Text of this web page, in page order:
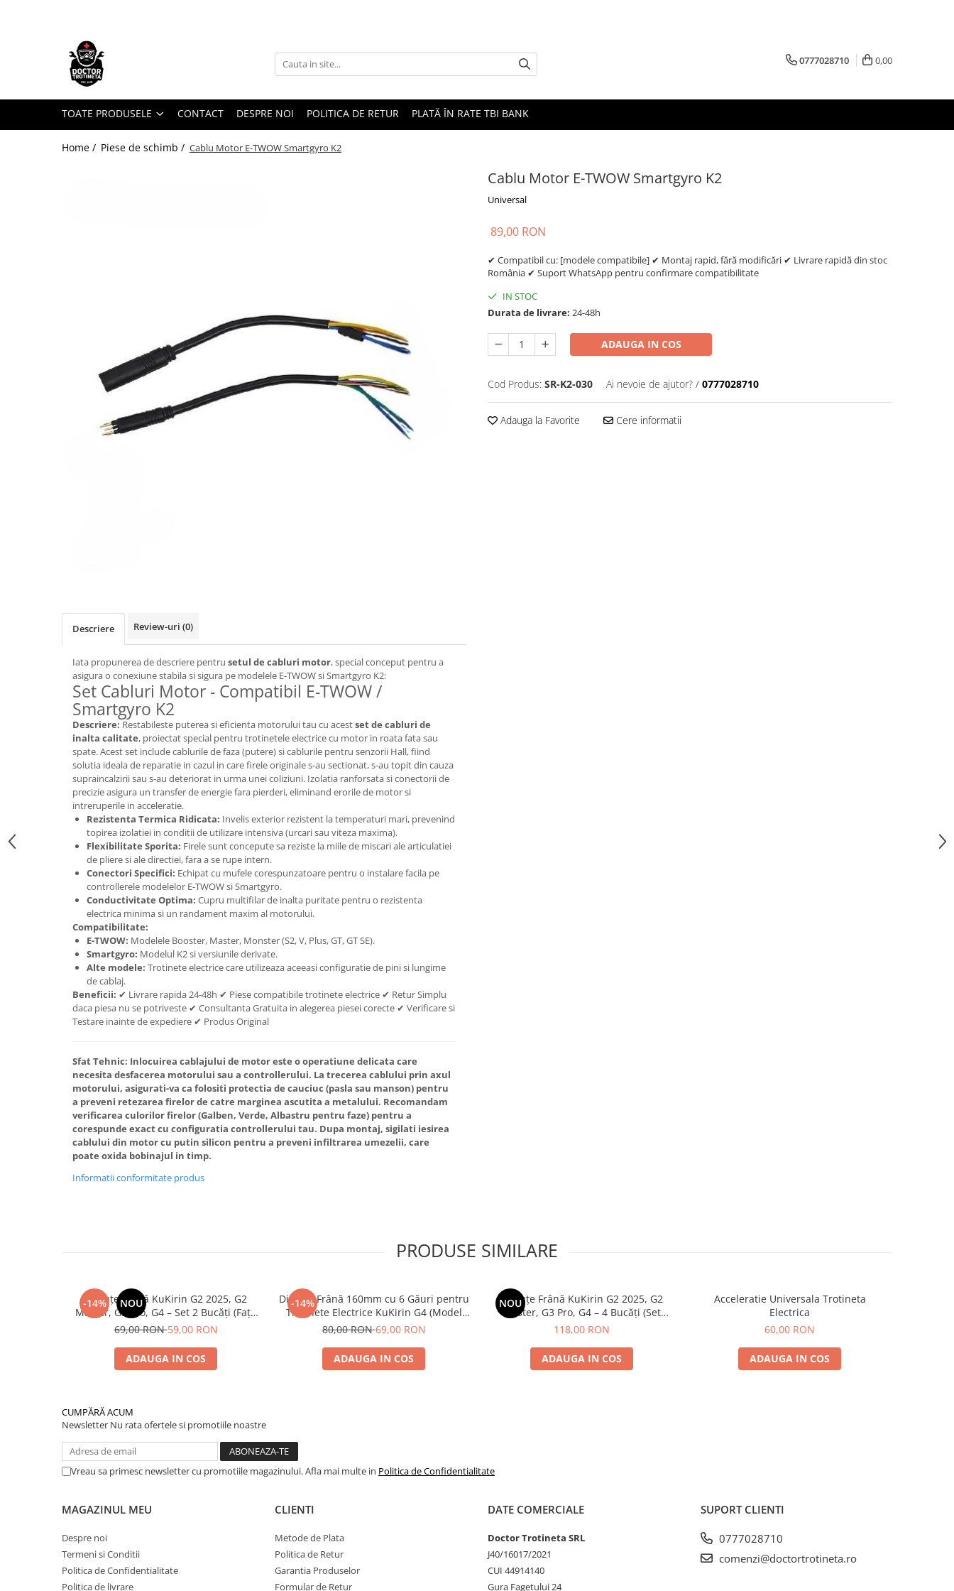
Toate Produsele
Piese de schimb
https://www.doctortrotineta.ro/electrica
Acceleratie
https://www.doctortrotineta.ro/lumini
https://www.doctortrotineta.ro/cauciucuri-
https://www.doctortrotineta.ro/cauciucuri-
cauciucuri-bicicleta
Camere bicicleta
Cauciuc tubeless cu GEL antipană
Trotinete electrice
Biciclete Electrice
Anvelope moto
Camere moto
Cauciucuri bicicleta
Anvelope și Camere Utilaje
https://www.doctortrotineta.ro/plata-
forceOriginalForEdit=1&preview=00681
0777028710 0,00
TOATE PRODUSELE CONTACT DESPRE NOI POLITICA DE RETUR PLATĂ ÎN RATE TBI BANK
Home / Piese de schimb / Cablu Motor E-TWOW Smartgyro K2
Cablu Motor E-TWOW Smartgyro K2
Universal
89,00 RON
✔ Compatibil cu: [modele compatibile] ✔ Montaj rapid, fără modificări ✔ Livrare rapidă din stoc
România ✔ Suport WhatsApp pentru confirmare compatibilitate
IN STOC
Durata de livrare: 24-48h
ADAUGA IN COS
Cod Produs: SR-K2-030 Ai nevoie de ajutor? / 0777028710
Adauga la Favorite Cere informatii
Descriere Review-uri (0)
Iata propunerea de descriere pentru setul de cabluri motor, special conceput pentru a
asigura o conexiune stabila si sigura pe modelele E-TWOW si Smartgyro K2:
Set Cabluri Motor - Compatibil E-TWOW /
Smartgyro K2
Descriere: Restabileste puterea si eficienta motorului tau cu acestset de cabluri de
inalta calitate, proiectat special pentru trotinetele electrice cu motor in roata fata sau
spate. Acest set include cablurile de faza (putere) si cablurile pentru senzorii Hall, fiind
solutia ideala de reparatie in cazul in care firele originale s-au sectionat, s-au topit din cauza
supraincalzirii sau s-au deteriorat in urma unei coliziuni. Izolatia ranforsata si conectorii de
precizie asigura un transfer de energie fara pierderi, eliminand erorile de motor si
intreruperile in acceleratie.
Rezistenta Termica Ridicata: Invelis exterior rezistent la temperaturi mari, prevenind
topirea izolatiei in conditii de utilizare intensiva (urcari sau viteza maxima).
Flexibilitate Sporita: Firele sunt concepute sa reziste la miile de miscari ale articulatiei
de pliere si ale directiei, fara a se rupe intern.
Conectori Specifici: Echipat cu mufele corespunzatoare pentru o instalare facila pe
controllerele modelelor E-TWOW si Smartgyro.
Conductivitate Optima: Cupru multifilar de inalta puritate pentru o rezistenta
electrica minima si un randament maxim al motorului.
Compatibilitate:
E-TWOW: Modelele Booster, Master, Monster (S2, V, Plus, GT, GT SE).
Smartgyro: Modelul K2 si versiunile derivate.
Alte modele: Trotinete electrice care utilizeaza aceeasi configuratie de pini si lungime
de cablaj.
Beneficii: ✔ Livrare rapida 24-48h ✔ Piese compatibile trotinete electrice ✔ Retur Simplu
daca piesa nu se potriveste ✔ Consultanta Gratuita in alegerea piesei corecte ✔ Verificare si
Testare inainte de expediere ✔ Produs Original
Sfat Tehnic: Inlocuirea cablajului de motor este o operatiune delicata care
necesita desfacerea motorului sau a controllerului. La trecerea cablului prin axul
motorului, asigurati-va ca folositi protectia de cauciuc (pasla sau manson) pentru
a preveni retezarea firelor de catre marginea ascutita a metalului. Recomandam
verificarea culorilor firelor (Galben, Verde, Albastru pentru faze) pentru a
corespunde exact cu configuratia controllerului tau. Dupa montaj, sigilati iesirea
cablului din motor cu putin silicon pentru a preveni infiltrarea umezelii, care
poate oxida bobinajul in timp.
Informatii conformitate produs
PRODUSE SIMILARE
-14% NOU
Plăcuțe Frână KuKirin G2 2025, G2
Master, G3 Pro, G4 – Set 2 Bucăți (Față
sau Spate) Premium
69,00 RON59,00 RON
ADAUGA IN COS
-14%
Disc de Frână 160mm cu 6 Găuri pentru
Trotinete Electrice KuKirin G4 (Model
2025) și KuKirin G2 – Performanță
80,00 RON69,00 RON
ADAUGA IN COS
NOU
Plăcuțe Frână KuKirin G2 2025, G2
Master, G3 Pro, G4 – 4 Bucăți (Set
118,00 RON
ADAUGA IN COS
Acceleratie Universala Trotineta
Electrica
60,00 RON
ADAUGA IN COS
CUMPĂRĂ ACUM
Newsletter Nu rata ofertele si promotiile noastre
Vreau sa primesc newsletter cu promotiile magazinului. Afla mai multe in Politica de Confidentialitate
MAGAZINUL MEU
Despre noi
Termeni si Conditii
Politica de Confidentialitate
Politica de livrare
CLIENTI
Metode de Plata
Politica de Retur
Garantia Produselor
Formular de Retur
DATE COMERCIALE
Doctor Trotineta SRL
J40/16017/2021
CUI 44914140
Gura Fagetului 24
SUPORT CLIENTI
0777028710
comenzi@doctortrotineta.ro